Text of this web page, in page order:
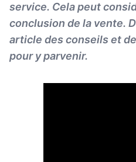
service. Cela peut
conclusion de la vente.
article des conseils et
pour y parvenir.